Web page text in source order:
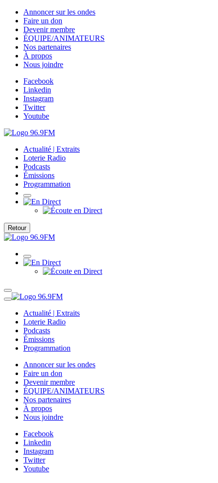
Annoncer sur les ondes
Faire un don
Devenir membre
ÉQUIPE/ANIMATEURS
Nos partenaires
À propos
Nous joindre
Facebook
Linkedin
Instagram
Twitter
Youtube
Actualité | Extraits
Loterie Radio
Podcasts
Émissions
Programmation
Retour
Actualité | Extraits
Loterie Radio
Podcasts
Émissions
Programmation
Annoncer sur les ondes
Faire un don
Devenir membre
ÉQUIPE/ANIMATEURS
Nos partenaires
À propos
Nous joindre
Facebook
Linkedin
Instagram
Twitter
Youtube